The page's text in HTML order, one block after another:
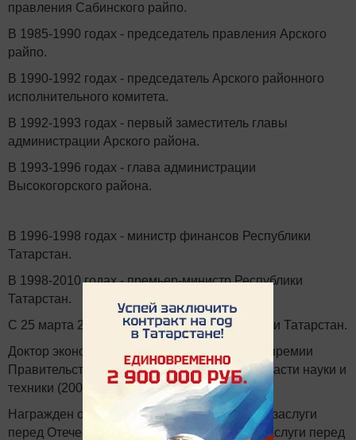
правления Сабинского райпо.
В 1985-1990 годах - председатель правления Арского
райпо.
В 1990-1992 годах - председатель Арского районного
исполнительного комитета.
В 1992-1993 годах - первый заместитель главы
администрации Арского района.
В 1993-1996 годах - глава администрации
Высокогорского района.
В 1996-1998 годах - министр финансов Республики
Татарстан.
В 1998-2010 годах - премьер-министр Республики
Татарстан.
С 25 марта 2010 года - Президент Республики Татарстан.
Доктор экономических наук (2003). Лауреат премии
Правительства Российской Федерации в области науки и
техники (2009). Заслуженный мастер спорта.
Награжден орденами «Дружбы» (2002), «За заслуги
перед Отечеством» IV степени (2007), «За заслуги перед